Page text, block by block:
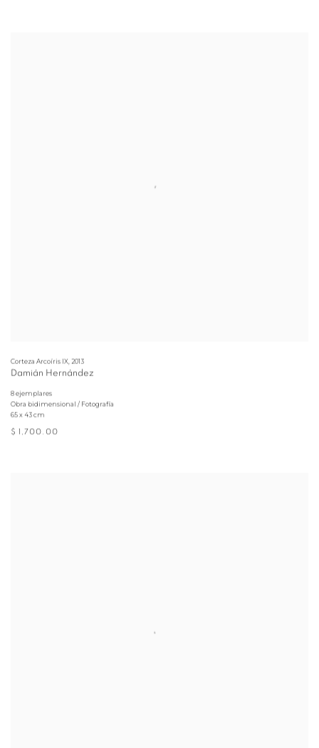
Corteza Arcoíris IX, 2013
Damián Hernández
8 ejemplares
Obra bidimensional / Fotografía
65 x 43 cm
$ 1,700.00